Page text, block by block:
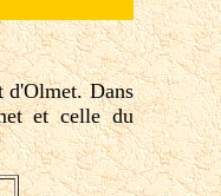
d'Olmet. Dans
et celle du